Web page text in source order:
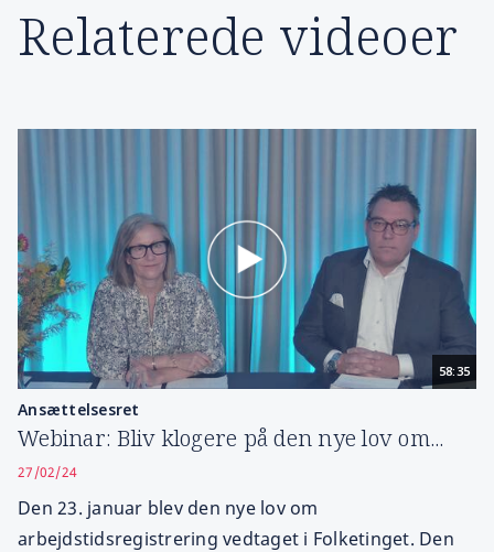
Relaterede videoer
58:35
Ansættelsesret
Webinar: Bliv klogere på den nye lov om...
27/02/24
Den 23. januar blev den nye lov om
arbejdstidsregistrering vedtaget i Folketinget. Den